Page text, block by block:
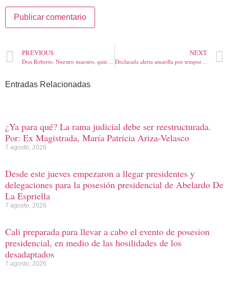
PREVIOUS
Don Roberto: Nuestro maestro, quien nos enseñó a escribir con carácter. Quedó como tinta indeleble que no se borrará
NEXT
Declarada alerta amarilla por temporada de Carnaval en Barranquilla
Entradas Relacionadas
¿Ya para qué? La rama judicial debe ser reestructurada.
Por: Ex Magistrada, María Patricia Ariza-Velasco
7 agosto, 2026
Desde este jueves empezaron a llegar presidentes y
delegaciones para la posesión presidencial de Abelardo De
La Espriella
7 agosto, 2026
Cali preparada para llevar a cabo el evento de posesion
presidencial, en medio de las hosilidades de los
desadaptados
7 agosto, 2026